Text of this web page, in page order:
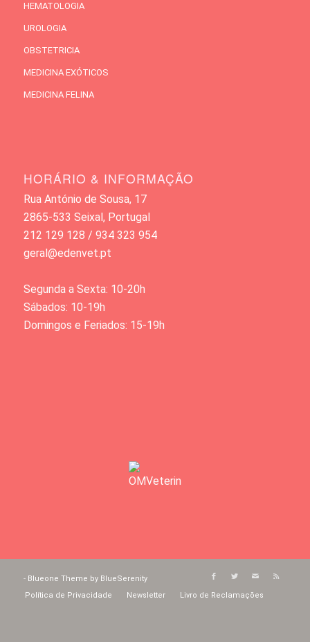
HEMATOLOGIA
UROLOGIA
OBSTETRICIA
MEDICINA EXÓTICOS
MEDICINA FELINA
HORÁRIO & INFORMAÇÃO
Rua António de Sousa, 17
2865-533 Seixal, Portugal
212 129 128 / 934 323 954
geral@edenvet.pt
Segunda a Sexta: 10-20h
Sábados: 10-19h
Domingos e Feriados: 15-19h
- Blueone Theme by BlueSerenity
Política de Privacidade
Newsletter Livro de Reclamações